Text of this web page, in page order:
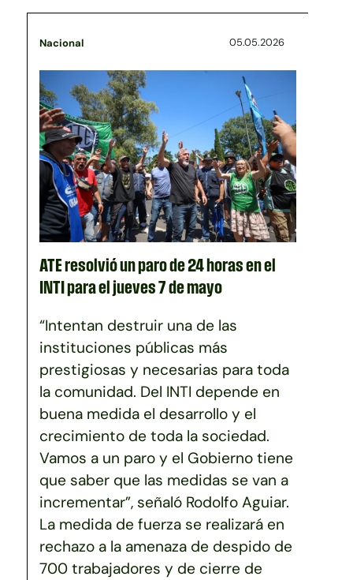
Nacional 05.05.2026
ATE resolvió un paro de 24 horas en el
INTI para el jueves 7 de mayo
“Intentan destruir una de las
instituciones públicas más
prestigiosas y necesarias para toda
la comunidad. Del INTI depende en
buena medida el desarrollo y el
crecimiento de toda la sociedad.
Vamos a un paro y el Gobierno tiene
que saber que las medidas se van a
incrementar”, señaló Rodolfo Aguiar.
La medida de fuerza se realizará en
rechazo a la amenaza de despido de
700 trabajadores y de cierre de